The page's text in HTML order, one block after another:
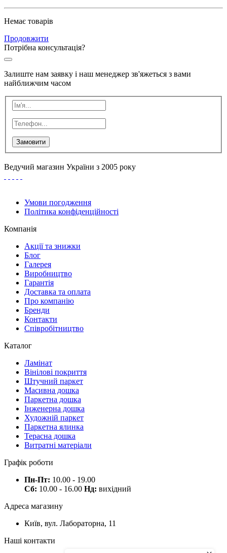
Немає товарів
Продовжити
Потрібна консультація?
Залиште нам заявку і наш менеджер зв'яжеться з вами
найближчим часом
Замовити
Ведучий магазин України з 2005 року
Умови погодження
Політика конфіденційності
Компанія
Акції та знижки
Блог
Галерея
Виробництво
Гарантія
Доставка та оплата
Про компанію
Бренди
Контакти
Співробітництво
Каталог
Ламінат
Вінілові покриття
Штучний паркет
Масивна дошка
Паркетна дошка
Інженерна дошка
Художній паркет
Паркетна ялинка
Терасна дошка
Витратні матеріали
Графік роботи
Пн-Пт: 10.00 - 19.00
Сб: 10.00 - 16.00 Нд: вихідний
Адреса магазину
Київ, вул. Лабораторна, 11
Наші контакти